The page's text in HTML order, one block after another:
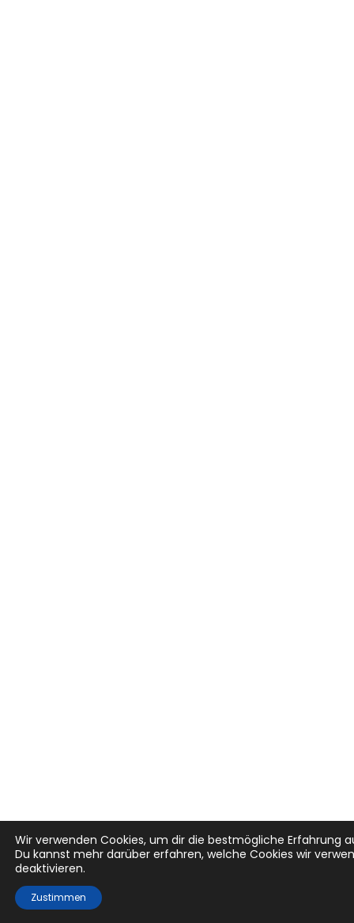
Wir verwenden Cookies, um dir die bestmögliche Erfahrung
Du kannst mehr darüber erfahren, welche Cookies wir
deaktivieren.
Zustimmen